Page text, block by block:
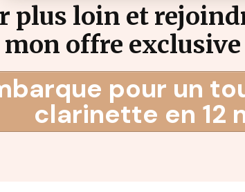
plus loin et
offre
pour un
clarinette en 12